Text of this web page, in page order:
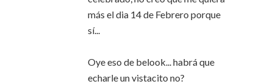
más el dia 14 de Febrero porque
sí...
Oye eso de belook... habrá que
echarle un vistacito no?